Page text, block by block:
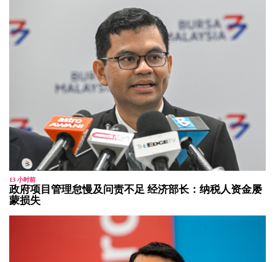
13 小时前
政府项目管理怠慢及问责不足 经济部长：纳税人资金屡
蒙损失